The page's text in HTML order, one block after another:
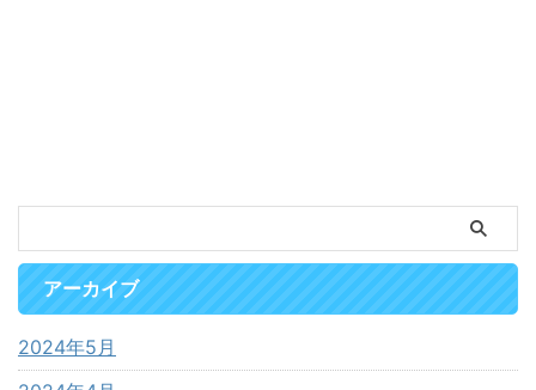
アーカイブ
2024年5月